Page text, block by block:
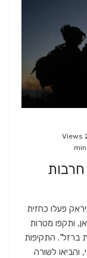
פעלו כחזית
ותקפו מטרות
ברזל”. התקיפות
והביאו לשורה